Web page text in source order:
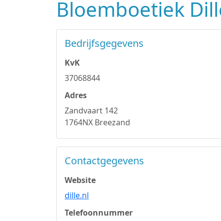
Bloemboetiek
Bedrijfsgegevens
KvK
37068844
Adres
Zandvaart 142
1764NX Breezand
Contactgegevens
Website
dille.nl
Telefoonnummer